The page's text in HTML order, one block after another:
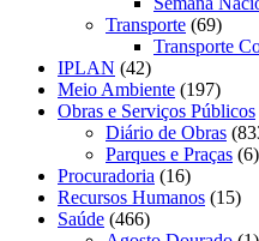
Transporte (69)
Transporte
IPLAN (42)
Meio Ambiente (197)
Obras e Serviços Públicos
Diário de Obras
Parques e Praças (6)
Procuradoria (16)
Recursos Humanos (15)
Saúde (466)